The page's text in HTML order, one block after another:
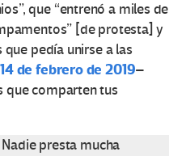
que “entrenó a miles de
[de protesta] y
pedía unirse a las
de febrero de 2019–
que comparten tus
presta mucha